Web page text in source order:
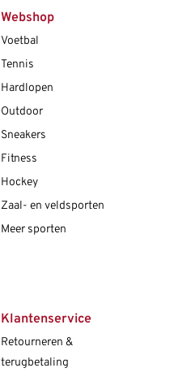
Webshop
Voetbal
Tennis
Hardlopen
Outdoor
Sneakers
Fitness
Hockey
Zaal- en veldsporten
Meer sporten
Klantenservice
Retourneren &
terugbetaling